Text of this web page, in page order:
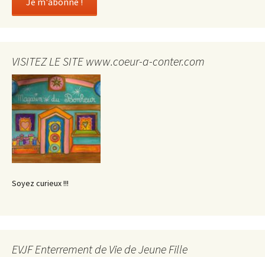
VISITEZ LE SITE www.coeur-a-conter.com
Soyez curieux !!!
EVJF Enterrement de Vie de Jeune Fille